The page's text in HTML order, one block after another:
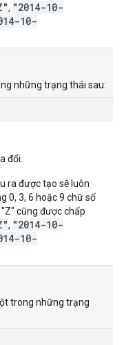
, "2014-10-
10-
những trạng thái sau:
đổi.
ra được tạo sẽ luôn
0, 3, 6 hoặc 9 chữ số
cũng được chấp
, "2014-10-
10-
trong những trạng